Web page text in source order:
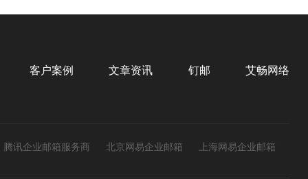
客户案例 文章资讯 钉邮 艾畅网络
腾讯企业邮箱服务商 北京网易企业邮箱 上海网易企业邮箱